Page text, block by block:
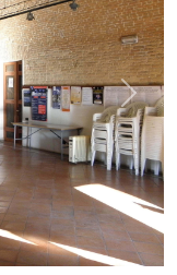
Next